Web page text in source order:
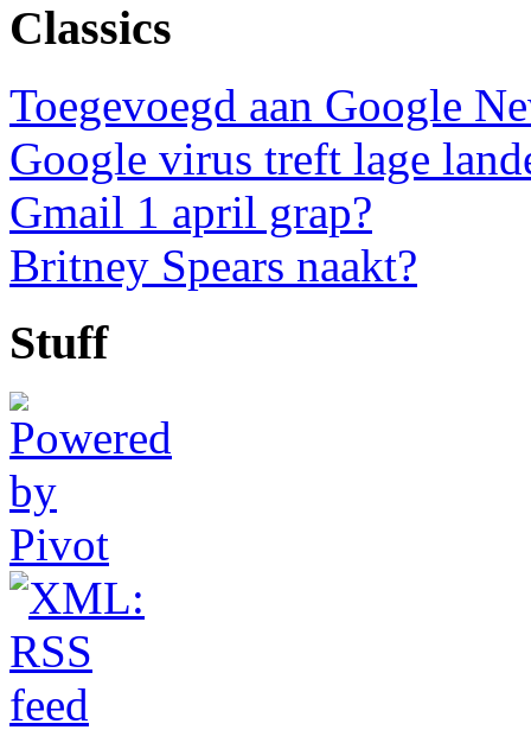
Classics
Toegevoegd aan Google
Google virus treft lage
Gmail 1 april grap?
Britney Spears naakt?
Stuff